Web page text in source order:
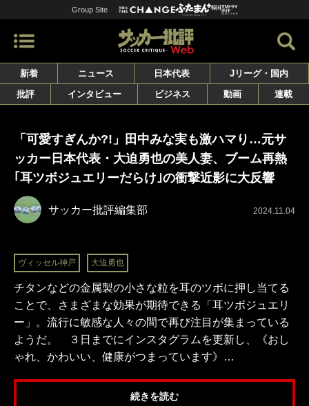
Group Site
新着 ニュース 日本代表
Jリーグ・国内
批評
インタビュー ビジネス 動画 連載
「可愛すぎんか?!」田中みな実も激ハマり…元サ
ッカー日本代表・大迫勇也の美人妻、ブーム再熱
｢耳ツボジュエリーだらけ｣の衝撃近影に大反響
サッカー批評編集部 2024.11.04
ヴィッセル神戸 大迫勇也
チタンなどの金属製の小さな粒を耳のツボに押し当てる
ことで、さまざまな効果が期待できる「耳ツボジュエリ
ー」。流行に敏感な人々の間で再び注目が集まっている
ようだ。 ３日までにインスタグラムを更新し、《おし
ゃれ、かわいい、健康がつまっています》…
続きを読む